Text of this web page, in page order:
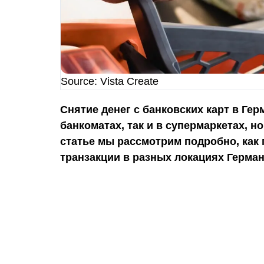
Source: Vista Create
Снятие денег с банковских карт в
банкоматах, так и в супермаркетах,
статье мы рассмотрим подробно, как
транзакции в разных локациях